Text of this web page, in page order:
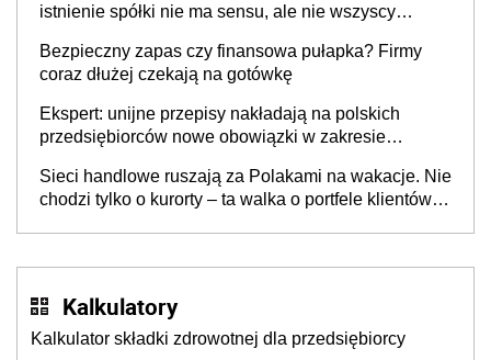
istnienie spółki nie ma sensu, ale nie wszyscy
Bezpieczny zapas czy finansowa pułapka? Firmy
coraz dłużej czekają na gotówkę
Ekspert: unijne przepisy nakładają na polskich
przedsiębiorców nowe obowiązki w zakresie
Sieci handlowe ruszają za Polakami na wakacje. Nie
chodzi tylko o kurorty – ta walka o portfele klientów
Kalkulatory
Kalkulator składki zdrowotnej dla przedsiębiorcy